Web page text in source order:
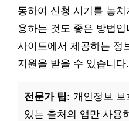
동하여 신청 시기를 놓
용하는 것도 좋은 방법입
사이트에서 제공하는 정
지원을 받을 수 있습니다.
전문가 팁: 개인정보 보
있는 출처의 앱만 사용